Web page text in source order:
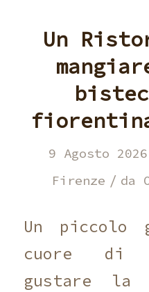
Un
9 Agosto 2026
Firenze / da
Un piccolo
cuore di
gustare la